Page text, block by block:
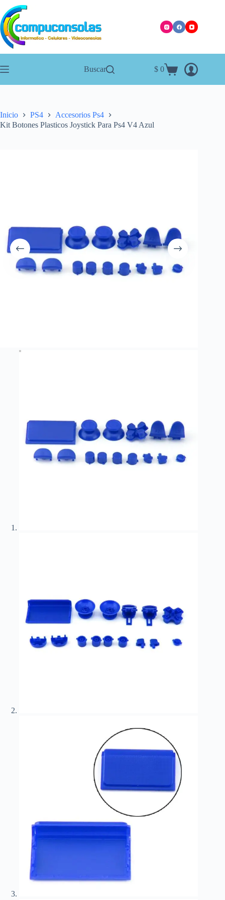
Saltar
al
contenido
Buscar
Carro
$ 0
Inicio PS4
Accesorios Ps4
Kit Botones Plasticos Joystick Para Ps4 V4 Azul